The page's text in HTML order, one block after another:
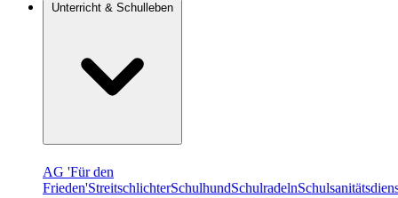
Unterricht & Schulleben
AG 'Für den
Frieden'StreitschlichterSchulhundSchulradeln